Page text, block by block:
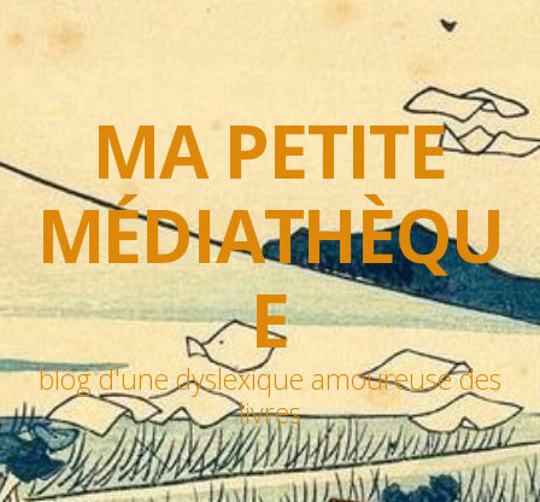
MA PETITE
MÉDIATHÈQU
E
blog d'une dyslexique amoureuse des
livres